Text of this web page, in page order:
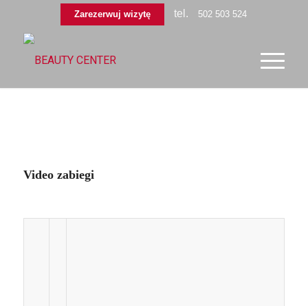
Zarezerwuj wizytę tel. 502 503 524
Video zabiegi